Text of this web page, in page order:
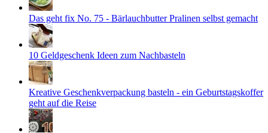
Das geht fix No. 75 - Bärlauchbutter Pralinen selbst gemacht
10 Geldgeschenk Ideen zum Nachbasteln
Kreative Geschenkverpackung basteln - ein Geburtstagskoffer
geht auf die Reise